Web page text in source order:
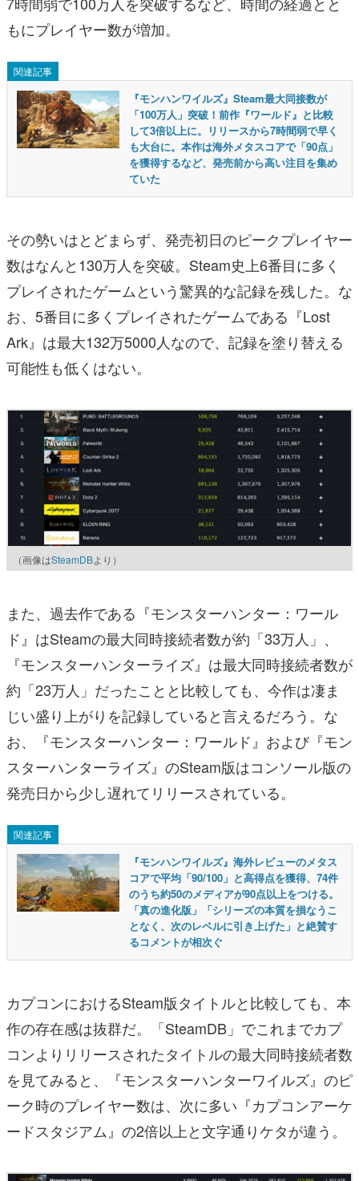
もにプレイヤー数が増加。
関連記事
『モンハンワイルズ』Steam最大同接数が
「100万人」突破！前作『ワールド』と比較
して3倍以上に。リリースから7時間弱で早く
も大台に。本作は海外メタスコアで「90点」
を獲得するなど、発売前から高い注目を集め
ていた
その勢いはとどまらず、発売初日のピークプレイヤー
数はなんと130万人を突破。Steam史上6番目に多く
プレイされたゲームという驚異的な記録を残した。な
お、5番目に多くプレイされたゲームである『Lost
Ark』は最大132万5000人なので、記録を塗り替える
可能性も低くはない。
（画像はSteamDBより）
また、過去作である『モンスターハンター：ワール
ド』はSteamの最大同時接続者数が約「33万人」、
『モンスターハンターライズ』は最大同時接続者数が
約「23万人」だったことと比較しても、今作は凄ま
じい盛り上がりを記録していると言えるだろう。な
お、『モンスターハンター：ワールド』および『モン
スターハンターライズ』のSteam版はコンソール版の
発売日から少し遅れてリリースされている。
関連記事
『モンハンワイルズ』海外レビューのメタス
コアで平均「90/100」と高得点を獲得、74件
のうち約50のメディアが90点以上をつける。
「真の進化版」「シリーズの本質を損なうこ
となく、次のレベルに引き上げた」と絶賛す
るコメントが相次ぐ
カプコンにおけるSteam版タイトルと比較しても、本
作の存在感は抜群だ。「SteamDB」でこれまでカプ
コンよりリリースされたタイトルの最大同時接続者数
を見てみると、『モンスターハンターワイルズ』のピ
ーク時のプレイヤー数は、次に多い『カプコンアーケ
ードスタジアム』の2倍以上と文字通りケタが違う。